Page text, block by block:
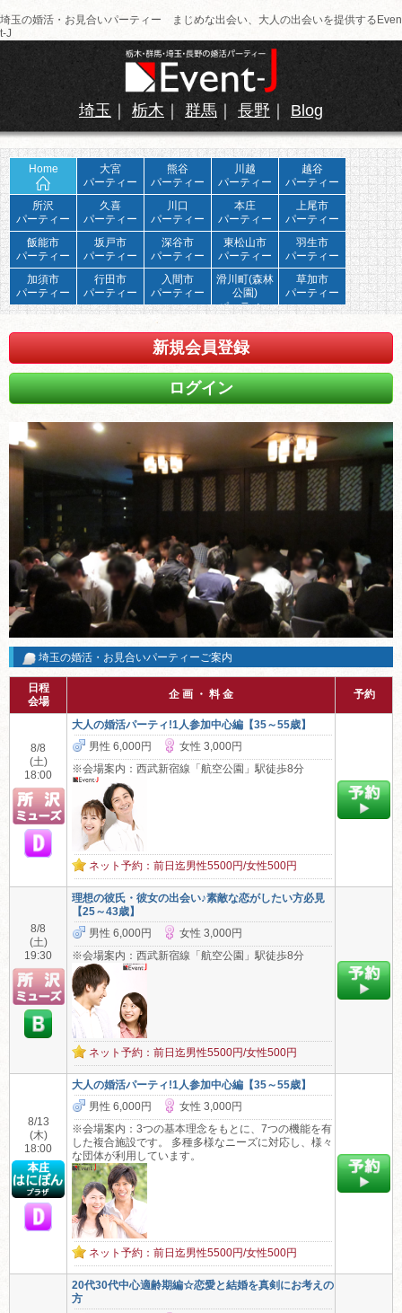
埼玉の婚活・お見合いパーティー まじめな出会い、大人の出会いを提供するEven
t-J
埼玉 ｜ 栃木 ｜ 群馬 ｜ 長野 ｜ Blog
Home
大宮
パーティー
熊谷
パーティー
川越
パーティー
越谷
パーティー
所沢
パーティー
久喜
パーティー
川口
パーティー
本庄
パーティー
上尾市
パーティー
飯能市
パーティー
坂戸市
パーティー
深谷市
パーティー
東松山市
パーティー
羽生市
パーティー
加須市
パーティー
行田市
パーティー
入間市
パーティー
滑川町(森林
公園)
パーティー
草加市
パーティー
新規会員登録
ログイン
埼玉の婚活・お見合いパーティーご案内
日程
会場
企 画 ・ 料 金 予約
8/8
(土)
18:00
大人の婚活パーティ!1人参加中心編【35～55歳】
男性 6,000円
女性 3,000円
※会場案内：西武新宿線「航空公園」駅徒歩8分
ネット予約：前日迄男性5500円/女性500円
8/8
(土)
19:30
理想の彼氏・彼女の出会い♪素敵な恋がしたい方必見
【25～43歳】
男性 6,000円
女性 3,000円
※会場案内：西武新宿線「航空公園」駅徒歩8分
ネット予約：前日迄男性5500円/女性500円
8/13
(木)
18:00
大人の婚活パーティ!1人参加中心編【35～55歳】
男性 6,000円
女性 3,000円
※会場案内：3つの基本理念をもとに、7つの機能を有
した複合施設です。 多種多様なニーズに対応し、様々
な団体が利用しています。
ネット予約：前日迄男性5500円/女性500円
20代30代中心適齢期編☆恋愛と結婚を真剣にお考えの
方